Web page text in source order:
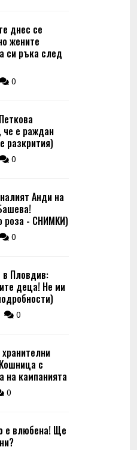
днес се
жените
си ръка след
0
че е раждан
разкрития)
0
Анди на
роза - СНИМКИ)
0
в Пловдив:
деца! Не ми
0
с
на кампанията
0
е влюбена! Ще